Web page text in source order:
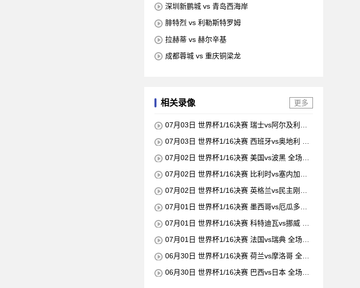
深圳新鹏城 vs 青岛西海岸
腓特烈 vs 利勒斯特罗姆
拉赫蒂 vs 赫尔辛基
成都蓉城 vs 重庆铜梁龙
相关录像 更多
07月03日 世界杯1/16决赛 瑞士vs阿尔及利亚
07月03日 世界杯1/16决赛 西班牙vs奥地利 全
07月02日 世界杯1/16决赛 美国vs波黑 全场录
07月02日 世界杯1/16决赛 比利时vs塞内加尔
07月02日 世界杯1/16决赛 英格兰vs民主刚果
07月01日 世界杯1/16决赛 墨西哥vs厄瓜多尔
07月01日 世界杯1/16决赛 科特迪瓦vs挪威 全
07月01日 世界杯1/16决赛 法国vs瑞典 全场录
06月30日 世界杯1/16决赛 荷兰vs摩洛哥 全场
06月30日 世界杯1/16决赛 巴西vs日本 全场录